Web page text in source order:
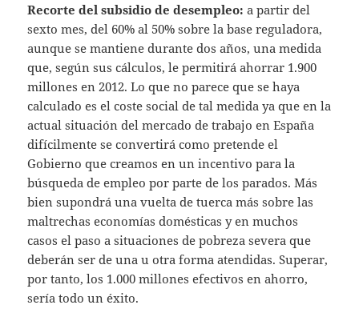
Recorte del subsidio de desempleo: a partir del
sexto mes, del 60% al 50% sobre la base reguladora,
aunque se mantiene durante dos años, una medida
que, según sus cálculos, le permitirá ahorrar 1.900
millones en 2012. Lo que no parece que se haya
calculado es el coste social de tal medida ya que en la
actual situación del mercado de trabajo en España
difícilmente se convertirá como pretende el
Gobierno que creamos en un incentivo para la
búsqueda de empleo por parte de los parados. Más
bien supondrá una vuelta de tuerca más sobre las
maltrechas economías domésticas y en muchos
casos el paso a situaciones de pobreza severa que
deberán ser de una u otra forma atendidas. Superar,
por tanto, los 1.000 millones efectivos en ahorro,
sería todo un éxito.